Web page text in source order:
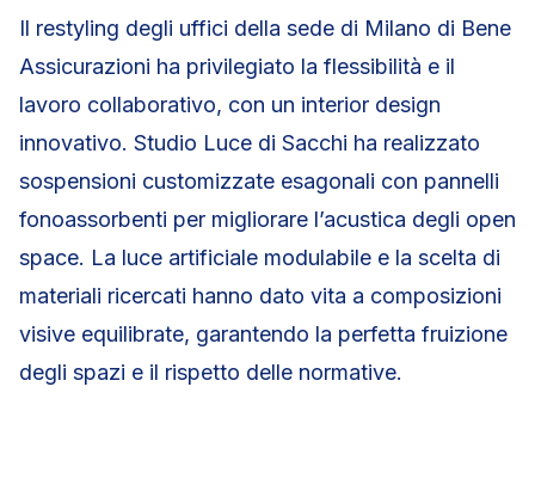
Il restyling degli uffici della sede di Milano di Bene
Assicurazioni ha privilegiato la flessibilità e il
lavoro collaborativo, con un interior design
innovativo. Studio Luce di Sacchi ha realizzato
sospensioni customizzate esagonali con pannelli
fonoassorbenti per migliorare l’acustica degli open
space. La luce artificiale modulabile e la scelta di
materiali ricercati hanno dato vita a composizioni
visive equilibrate, garantendo la perfetta fruizione
degli spazi e il rispetto delle normative.